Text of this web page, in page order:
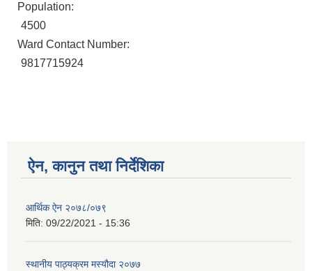
Population:
4500
Ward Contact Number:
9817715924
ऐन, कानुन तथा निर्देशिका
आर्थिक ऐन २०७८/०७९
मिति: 09/22/2021 - 15:36
स्थानीय पाठ्यक्रम मस्यौदा २०७७